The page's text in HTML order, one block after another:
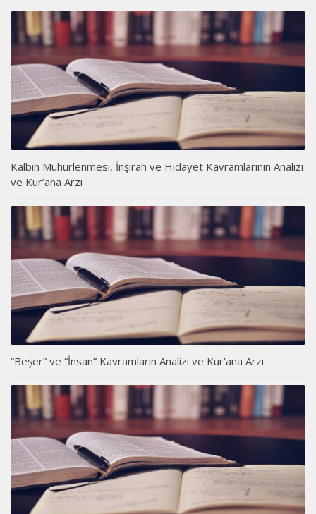
Kalbin Mühürlenmesi, İnşirah ve Hidayet Kavramlarının Analizi
ve Kur’ana Arzı
“Beşer” ve “İnsan” Kavramların Analizi ve Kur’ana Arzı